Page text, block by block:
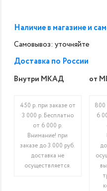
Наличие в магазине и
Самовывоз: уточняйте
Доставка по России
Внутри МКАД
450 р. при заказе от
3 000 р. Бесплатно
от 6 000 р.
Внимание! при
заказе до 3 000 руб.
доставка не
осуществляется.
от
800
6